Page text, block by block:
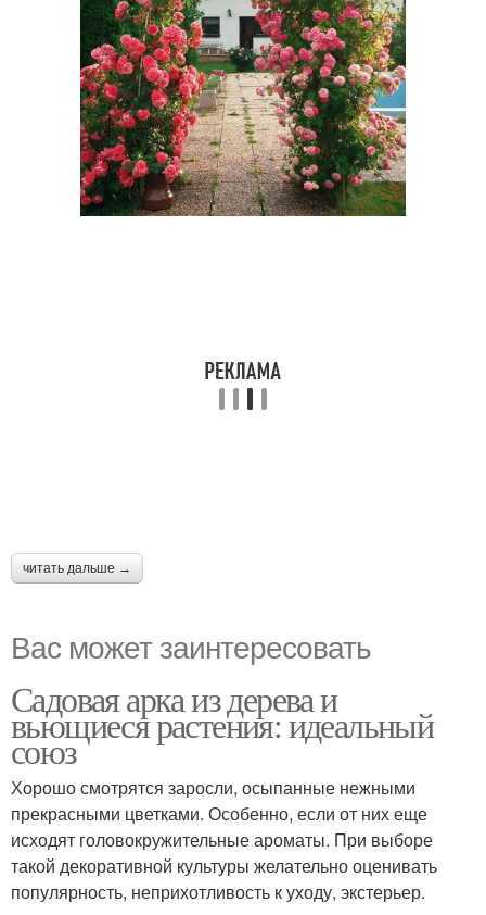
читать дальше →
Вас может заинтересовать
Садовая арка из дерева и
вьющиеся растения: идеальный
союз
Хорошо смотрятся заросли, осыпанные нежными
прекрасными цветками. Особенно, если от них еще
исходят головокружительные ароматы. При выборе
такой декоративной культуры желательно оценивать
популярность, неприхотливость к уходу, экстерьер.